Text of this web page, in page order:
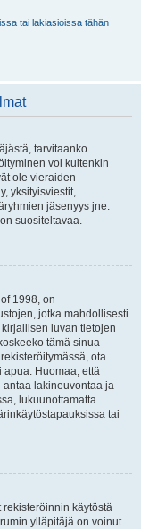
tai lakiasioissa tähän
tarvitaanko
voi kuitenkin
ole vieraiden
yksityisviestit,
jäsenyys jne.
suositeltavaa.
1998, on
jotka mahdollisesti
luvan tietojen
tämä sinua
ota
Huomaa, että
antaa lakineuvontaa ja
lukuunottamatta
tai
käytöstä
ylläpitäjä on voinut